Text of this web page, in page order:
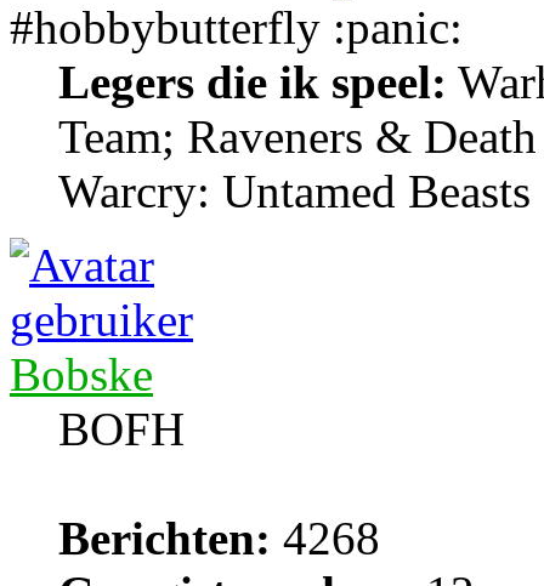
#hobbybutterfly
Legers die ik speel:
Team; Raveners &
Warcry: Untamed Beasts
Bobske
BOFH
Berichten: 4268